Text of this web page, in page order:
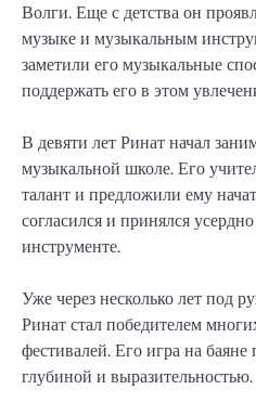
Волги. Еще с детства он
музыке и музыкальным
заметили его музыкальные
поддержать его в этом
В девяти лет Ринат начал
музыкальной школе. Его
талант и предложили ему
согласился и принялся
инструменте.
Уже через несколько лет под
Ринат стал победителем
фестивалей. Его игра на
глубиной и выразительностью.